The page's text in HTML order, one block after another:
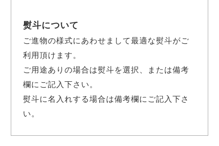
熨斗について
ご進物の様式にあわせまして最適な熨斗がご
利用頂けます。
ご用途ありの場合は熨斗を選択、または備考
欄にご記入下さい。
熨斗に名入れする場合は備考欄にご記入下さ
い。